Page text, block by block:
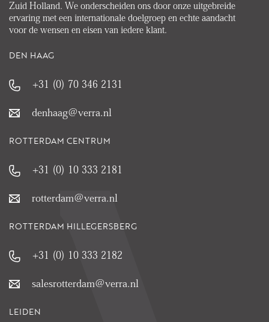
Zuid Holland. We onderscheiden ons door onze uitgebreide
ervaring met een internationale doelgroep en echte aandacht
voor de wensen en eisen van iedere klant.
DEN HAAG
+31 (0) 70 346 2131
denhaag@verra.nl
ROTTERDAM CENTRUM
+31 (0) 10 333 2181
rotterdam@verra.nl
ROTTERDAM HILLEGERSBERG
+31 (0) 10 333 2182
salesrotterdam@verra.nl
LEIDEN